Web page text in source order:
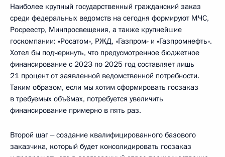
Наиболее крупный государственный гражданский заказ
среди федеральных ведомств на сегодня формируют МЧС,
Росреестр, Минпросвещения, а также крупнейшие
госкомпании: «Росатом», РЖД, «Газпром» и «Газпромнефть».
Хотел бы подчеркнуть, что предусмотренное бюджетное
финансирование с 2023 по 2025 год составляет лишь
21 процент от заявленной ведомственной потребности.
Таким образом, если мы хотим сформировать госзаказ
в требуемых объёмах, потребуется увеличить
финансирование примерно в пять раз.
Второй шаг ‒ создание квалифицированного базового
заказчика, который будет консолидировать госзаказ